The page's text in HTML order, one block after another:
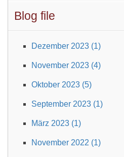
Blog file
Dezember 2023 (1)
November 2023 (4)
Oktober 2023 (5)
September 2023 (1)
März 2023 (1)
November 2022 (1)